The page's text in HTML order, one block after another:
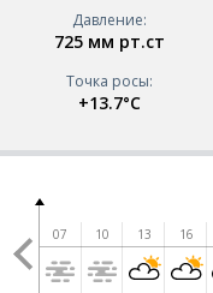
Давление:
725 мм рт.ст
Точка росы:
+13.7°C
07 10 13 16